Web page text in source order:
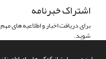
اشتراک خبرنامه
برای دریافت اخبار و اطلاعیه های
شوید.